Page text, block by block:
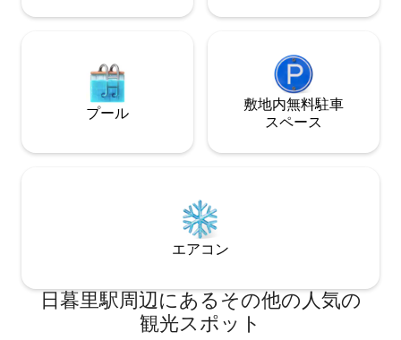
施設までのアク
分の距離に位置し
バス停でバスに乗
換えなしで行けま
での徒歩所要時間
分、東京メトロ
プール
敷地内無料駐⁠車
ス⁠ペ⁠ー⁠ス
エアコン
日暮里駅⁠周⁠辺⁠に⁠あ⁠るそ⁠の⁠他⁠の人⁠気⁠の
観⁠光⁠ス⁠ポ⁠ッ⁠ト